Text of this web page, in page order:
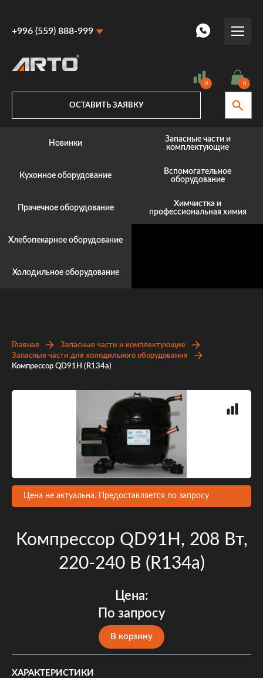
+996 (559) 888-999
+996 (559) 888-999
0 0
ОСТАВИТЬ ЗАЯВКУ
Новинки
Кухонное оборудование
Прачечное оборудование
Хлебопекарное оборудование
Холодильное оборудование
Запасные части и
комплектующие
Вспомогательное
оборудование
Химчистка и
профессиональная химия
Главная
Запасные части и комплектующие
Запасные части для холодильного оборудования
Компрессор QD91H (R134a)
Цена не актуальна. Предоставляется по запросу
Компрессор QD91H, 208 Вт,
220-240 В (R134a)
Цена:
По запросу
В корзину
ХАРАКТЕРИСТИКИ